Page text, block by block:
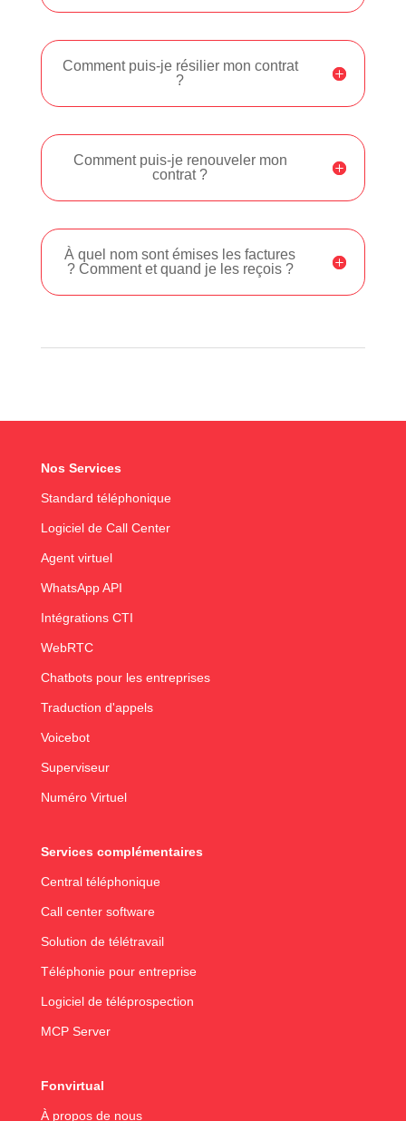
Comment puis-je résilier mon contrat
?
Comment puis-je renouveler mon
contrat ?
À quel nom sont émises les factures
? Comment et quand je les reçois ?
Nos Services
Standard téléphonique
Logiciel de Call Center
Agent virtuel
WhatsApp API
Intégrations CTI
WebRTC
Chatbots pour les entreprises
Traduction d'appels
Voicebot
Superviseur
Numéro Virtuel
Services complémentaires
Central téléphonique
Call center software
Solution de télétravail
Téléphonie pour entreprise
Logiciel de téléprospection
MCP Server
Fonvirtual
À propos de nous